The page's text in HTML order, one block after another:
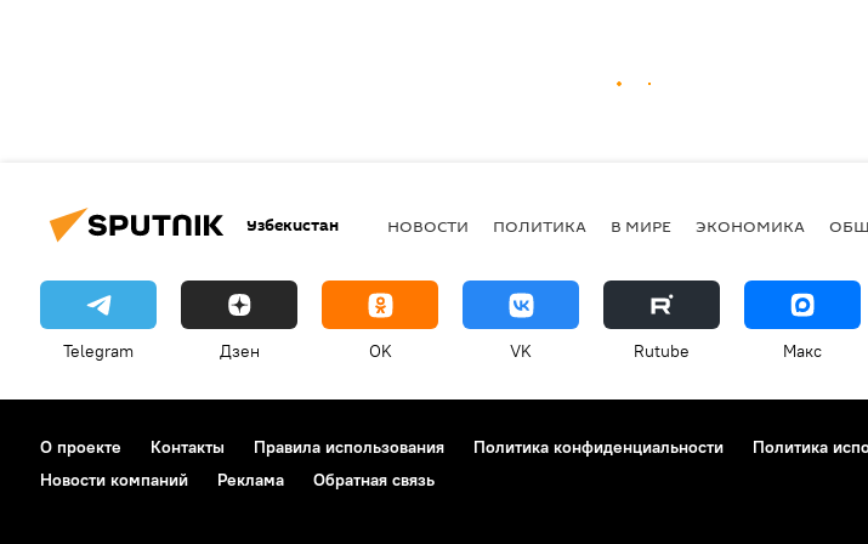
Узбекистан НОВОСТИ ПОЛИТИКА В МИРЕ ЭКОНОМИКА
Telegram Дзен OK VK Rutube Макс
О проекте Контакты Правила использования Политика конфиденциальности Политика
Новости компаний
Реклама Обратная связь